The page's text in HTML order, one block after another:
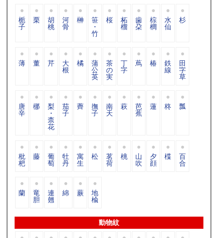
栀
子
栗 胡
桃
河
骨
榊 笹
・
竹
桜 柘
榴
歯
朶
棕
櫚
水
仙
杉
薄 董 芹 大
根
橘 蒲
公
英
茶
の
実
丁
字
蔦 椿 鉄
線
田
字
草
唐
辛
梛 梨
・
柰
花
茄
子
薺 撫
子
南
天
萩 芭
蕉
蓮 柊 瓢
枇
杷
藤 葡
萄
牡
丹
寓
生
松 茗
荷
桃 山
吹
夕
顔
楪 百
合
蘭 竜
胆
連
翹
綿 蕨 地
楡
動物紋